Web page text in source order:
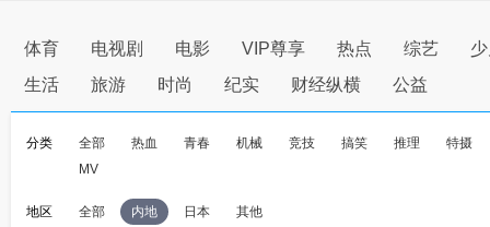
体育 电视剧 电影 VIP尊享 热点 综艺
生活
旅游 时尚 纪实 财经纵横 公益
分类 全部 热血 青春 机械 竞技 搞笑 推理
特摄
MV
地区 全部 内地 日本 其他